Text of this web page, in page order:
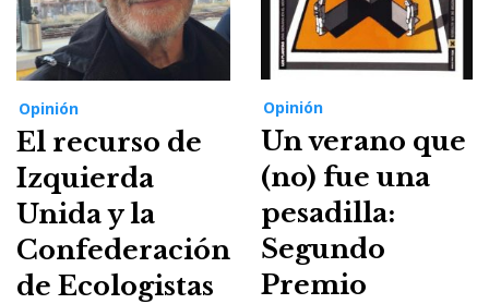
Opinión
El recurso de
Izquierda
Unida y la
Confederación
de Ecologistas
Opinión
Un verano que
(no) fue una
pesadilla:
Segundo
Premio